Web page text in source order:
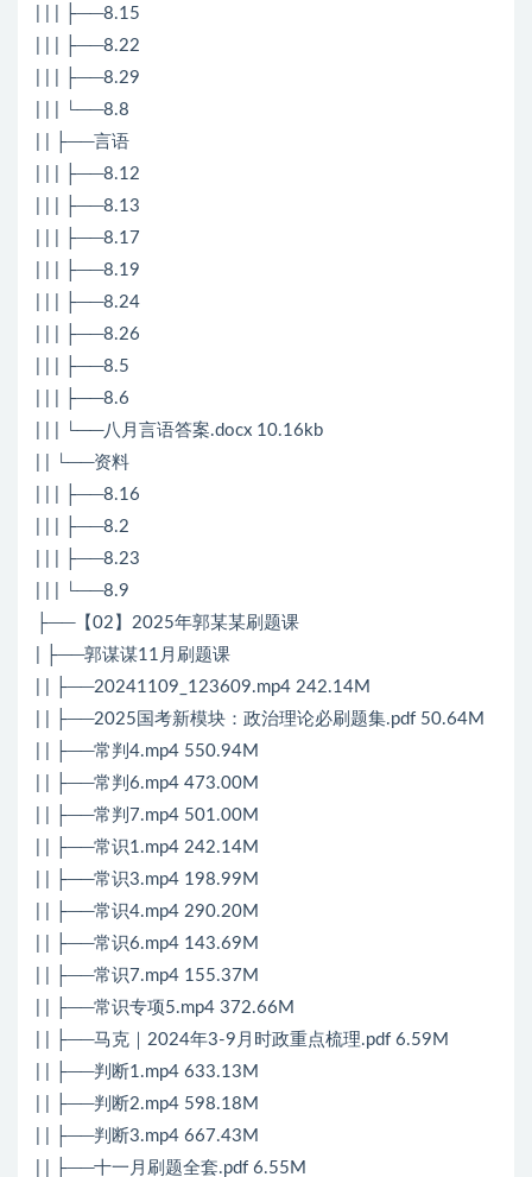
| | | ├──8.15
| | | ├──8.22
| | | ├──8.29
| | | └──8.8
| | ├──言语
| | | ├──8.12
| | | ├──8.13
| | | ├──8.17
| | | ├──8.19
| | | ├──8.24
| | | ├──8.26
| | | ├──8.5
| | | ├──8.6
| | | └──八月言语答案.docx 10.16kb
| | └──资料
| | | ├──8.16
| | | ├──8.2
| | | ├──8.23
| | | └──8.9
├──【02】2025年郭某某刷题课
| ├──郭谋谋11月刷题课
| | ├──20241109_123609.mp4 242.14M
| | ├──2025国考新模块：政治理论必刷题集.pdf 50.64M
| | ├──常判4.mp4 550.94M
| | ├──常判6.mp4 473.00M
| | ├──常判7.mp4 501.00M
| | ├──常识1.mp4 242.14M
| | ├──常识3.mp4 198.99M
| | ├──常识4.mp4 290.20M
| | ├──常识6.mp4 143.69M
| | ├──常识7.mp4 155.37M
| | ├──常识专项5.mp4 372.66M
| | ├──马克｜2024年3-9月时政重点梳理.pdf 6.59M
| | ├──判断1.mp4 633.13M
| | ├──判断2.mp4 598.18M
| | ├──判断3.mp4 667.43M
| | ├──十一月刷题全套.pdf 6.55M